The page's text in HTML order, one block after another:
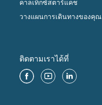
คาลเท็กซ์สตาร์แคช
วางแผนการเดินทางของคุณ
ติดตามเราได้ที่